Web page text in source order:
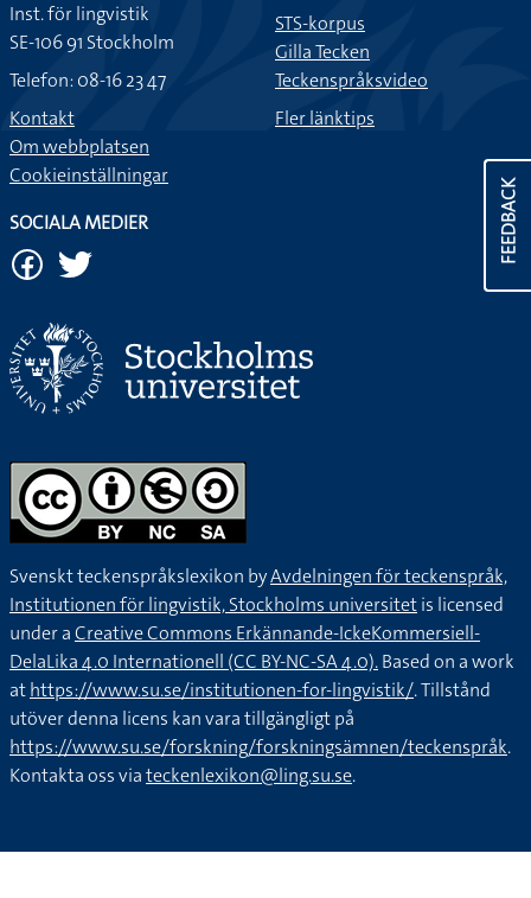
FEEDBACK
Inst. för lingvistik
SE-106 91 Stockholm
Telefon: 08-16 23 47
Kontakt
Om webbplatsen
Cookieinställningar
STS-korpus
Gilla Tecken
Teckenspråksvideo
Fler länktips
SOCIALA MEDIER
Svenskt teckenspråkslexikon byAvdelningen för teckenspråk,
Institutionen för lingvistik, Stockholms universitetis licensed
under aCreative Commons Erkännande-IckeKommersiell-
DelaLika 4.0 Internationell (CC BY-NC-SA 4.0).Based on a work
athttps://www.su.se/institutionen-for-lingvistik/. Tillstånd
utöver denna licens kan vara tillgängligt på
https://www.su.se/forskning/forskningsämnen/teckenspråk.
Kontakta oss viateckenlexikon@ling.su.se.